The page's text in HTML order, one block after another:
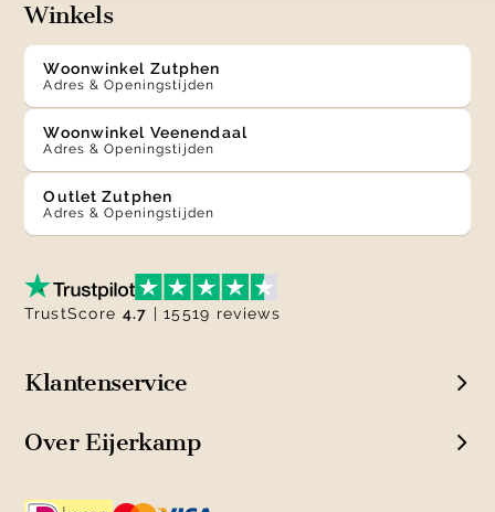
Winkels
Woonwinkel Zutphen
Adres & Openingstijden
Woonwinkel Veenendaal
Adres & Openingstijden
Outlet Zutphen
Adres & Openingstijden
Klantenservice
Over Eijerkamp
TrustScore 4.7 | 15519 reviews